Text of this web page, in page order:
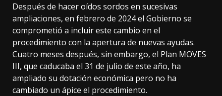
Después de hacer oídos sordos en sucesivas
ampliaciones, en febrero de 2024 el Gobierno se
comprometió a incluir este cambio en el
procedimiento con la apertura de nuevas ayudas.
Cuatro meses después, sin embargo, el Plan MOVES
III, que caducaba el 31 de julio de este año, ha
ampliado su dotación económica pero no ha
cambiado un ápice el procedimiento.